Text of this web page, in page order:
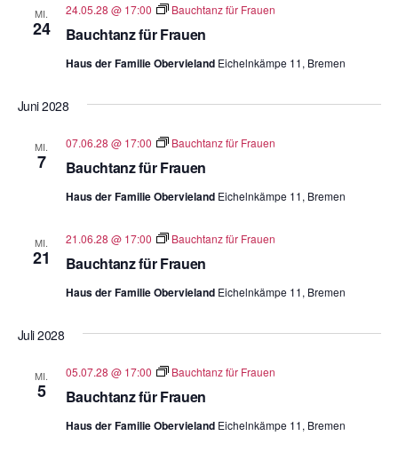
MI.
24 Bauchtanz für Frauen
24.05.28 @ 17:00 Bauchtanz für Frauen
Haus der Familie Obervieland Eichelnkämpe 11, Bremen
Juni 2028
MI.
7 Bauchtanz für Frauen
07.06.28 @ 17:00 Bauchtanz für Frauen
Haus der Familie Obervieland Eichelnkämpe 11, Bremen
MI.
21 Bauchtanz für Frauen
21.06.28 @ 17:00 Bauchtanz für Frauen
Haus der Familie Obervieland Eichelnkämpe 11, Bremen
Juli 2028
MI.
5 Bauchtanz für Frauen
05.07.28 @ 17:00 Bauchtanz für Frauen
Haus der Familie Obervieland Eichelnkämpe 11, Bremen